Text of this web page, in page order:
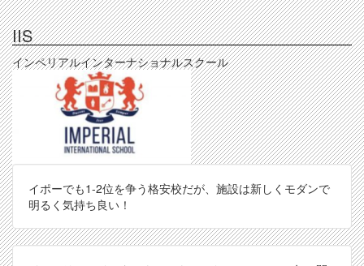
IIS
インペリアルインターナショナルスクール
イポーでも1-2位を争う格安校だが、施設は新しくモダンで
明るく気持ち良い！